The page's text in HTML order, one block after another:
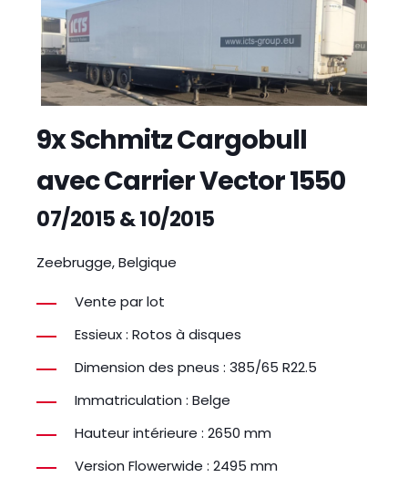
9x Schmitz Cargobull
avec Carrier Vector 1550
07/2015 & 10/2015
Zeebrugge, Belgique
Vente par lot
Essieux : Rotos à disques
Dimension des pneus : 385/65 R22.5
Immatriculation : Belge
Hauteur intérieure : 2650 mm
Version Flowerwide : 2495 mm